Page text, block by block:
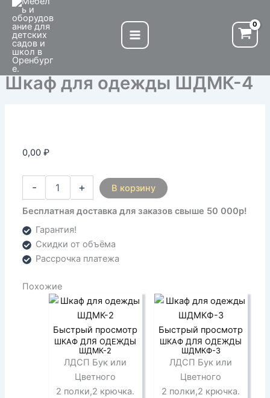
Перейти
содержимому
Шкаф для одежды ШДМК-4
0,00₽
-
Количество
товара
Шкаф
для
одежды
ШДМК-4
+ В корзину
Бесплатная доставка для заказов свыше 50 000р!
Гарантия!
Скидки от объёма
Рассрочка платежа
Похожие
Быстрый просмотр
ШКАФ ДЛЯ ОДЕЖДЫ
ШДМК-2
ЛДСП Бук или
Цветного
2 полки,2 крючка.
Быстрый просмотр
ШКАФ ДЛЯ ОДЕЖДЫ
ШДМКФ-3
ЛДСП Бук или
Цветного
2 полки,2 крючка.